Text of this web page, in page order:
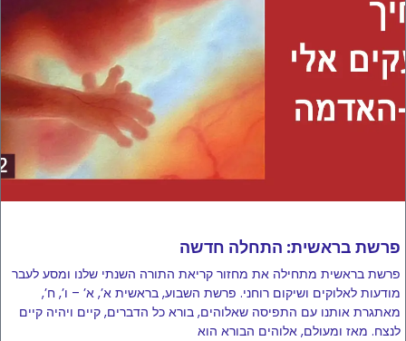
פרשת בראשית: התחלה חדשה
פרשת בראשית מתחילה את מחזור קריאת התורה השנתי שלנו ומסע לעבר
מודעות לאלוקים ושיקום רוחני. פרשת השבוע, בראשית א’, א’ – ו’, ח’,
מאתגרת אותנו עם התפיסה שאלוהים, בורא כל הדברים, קיים ויהיה קיים
לנצח. מאז ומעולם, אלוהים הבורא הוא